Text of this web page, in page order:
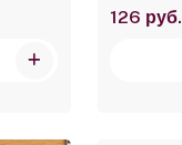
126 руб.